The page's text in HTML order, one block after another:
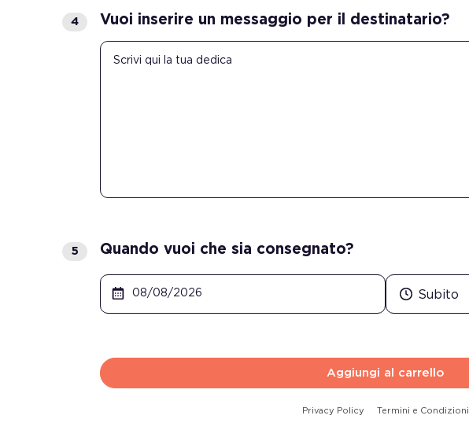
Vuoi inserire un messaggio per il destinatario?
Quando vuoi che sia consegnato?
Aggiungi al carrello
Privacy Policy Termini e Condizioni